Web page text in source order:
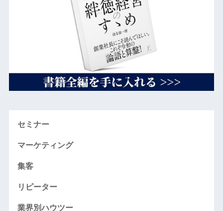
セミナー
マーケティング
集客
リピーター
業界別ハウツー